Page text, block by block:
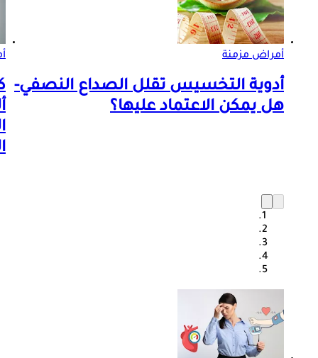
أمراض مزمنة
أدوية التخسيس تقلل الصداع النصفي-
هل يمكن الاعتماد عليها؟